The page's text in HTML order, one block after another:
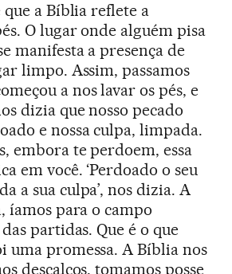
a Bíblia reflete a
O lugar onde alguém pisa
manifesta a presença de
limpo. Assim, passamos
a nos lavar os pés, e
dizia que nosso pecado
e nossa culpa, limpada.
embora te perdoem, essa
em você. ‘Perdoado o seu
a sua culpa’, nos dizia. A
íamos para o campo
partidas. Que é o que
uma promessa. A Bíblia nos
descalços, tomamos posse